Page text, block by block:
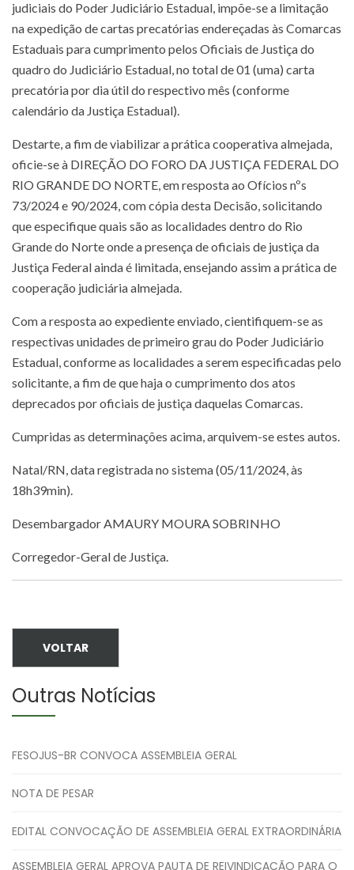
judiciais do Poder Judiciário Estadual, impõe-se a limitação
na expedição de cartas precatórias endereçadas às Comarcas
Estaduais para cumprimento pelos Oficiais de Justiça do
quadro do Judiciário Estadual, no total de 01 (uma) carta
precatória por dia útil do respectivo mês (conforme
calendário da Justiça Estadual).
Destarte, a fim de viabilizar a prática cooperativa almejada,
oficie-se à DIREÇÃO DO FORO DA JUSTIÇA FEDERAL DO
RIO GRANDE DO NORTE, em resposta ao Ofícios nºs
73/2024 e 90/2024, com cópia desta Decisão, solicitando
que especifique quais são as localidades dentro do Rio
Grande do Norte onde a presença de oficiais de justiça da
Justiça Federal ainda é limitada, ensejando assim a prática de
cooperação judiciária almejada.
Com a resposta ao expediente enviado, cientifiquem-se as
respectivas unidades de primeiro grau do Poder Judiciário
Estadual, conforme as localidades a serem especificadas pelo
solicitante, a fim de que haja o cumprimento dos atos
deprecados por oficiais de justiça daquelas Comarcas.
Cumpridas as determinações acima, arquivem-se estes autos.
Natal/RN, data registrada no sistema (05/11/2024, às
18h39min).
Desembargador AMAURY MOURA SOBRINHO
Corregedor-Geral de Justiça.
VOLTAR
Outras Notícias
FESOJUS-BR CONVOCA ASSEMBLEIA GERAL
NOTA DE PESAR
EDITAL CONVOCAÇÃO DE ASSEMBLEIA GERAL EXTRAORDINÁRIA
ASSEMBLEIA GERAL APROVA PAUTA DE REIVINDICAÇÃO PARA O